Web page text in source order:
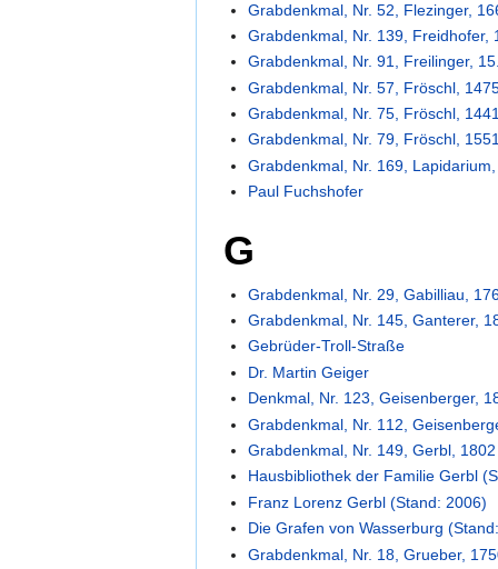
Grabdenkmal, Nr. 52, Flezinger,
Grabdenkmal, Nr. 139, Freidhofer,
Grabdenkmal, Nr. 91, Freilinger,
Grabdenkmal, Nr. 57, Fröschl,
Grabdenkmal, Nr. 75, Fröschl,
Grabdenkmal, Nr. 79, Fröschl,
Grabdenkmal, Nr. 169,
Paul Fuchshofer
G
Grabdenkmal, Nr. 29, Gabilliau,
Grabdenkmal, Nr. 145, Ganterer,
Gebrüder-Troll-Straße
Dr. Martin Geiger
Denkmal, Nr. 123, Geisenberger,
Grabdenkmal, Nr. 112,
Grabdenkmal, Nr. 149, Gerbl, 1802
Hausbibliothek der Familie Gerbl
Franz Lorenz Gerbl (Stand: 2006)
Die Grafen von Wasserburg
Grabdenkmal, Nr. 18, Grueber,